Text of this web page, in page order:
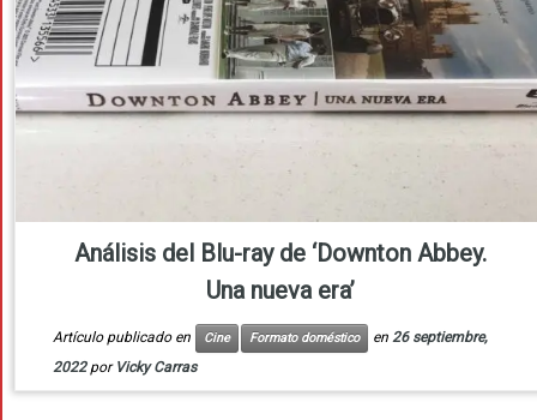
Análisis del Blu-ray de ‘Downton Abbey.
Una nueva era’
Artículo publicado en Cine Formato doméstico en 26 septiembre,
2022 por Vicky Carras